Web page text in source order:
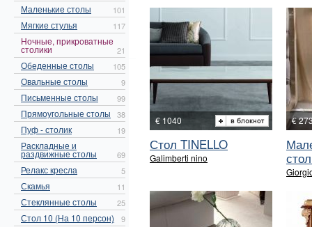
Маленькие столы 101
Мягкие стулья 117
Ночные, прикроватные
столики 21
Обеденные столы 105
Овальные столы 9
Письменные столы 99
Прямоугольные столы 38
Пуф - столик 19
Раскладные и
раздвижные столы 69
Релакс кресла 5
Скамья 11
Стеклянные столы 25
Стол 10 (На 10 персон) 9
€ 1040
Стол TINELLO
Galimberti nino
€